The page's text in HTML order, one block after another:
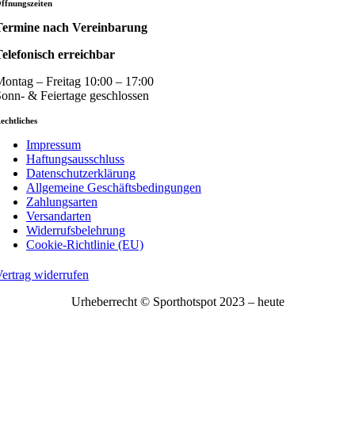
nach Vereinbarung
erreichbar
– Freitag 10:00 – 17:00
& Feiertage geschlossen
Impressum
Haftungsausschluss
Datenschutzerklärung
Allgemeine Geschäftsbedingungen
Zahlungsarten
Versandarten
Widerrufsbelehrung
Cookie-Richtlinie (EU)
widerrufen
Urheberrecht © Sporthotspot 2023 – heute